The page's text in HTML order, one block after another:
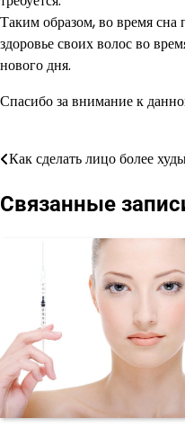
Таким образом, во время
здоровье своих волос во
нового дня.
Спасибо за внимание к
Навигация
по
Как сделать лицо более
Связанные